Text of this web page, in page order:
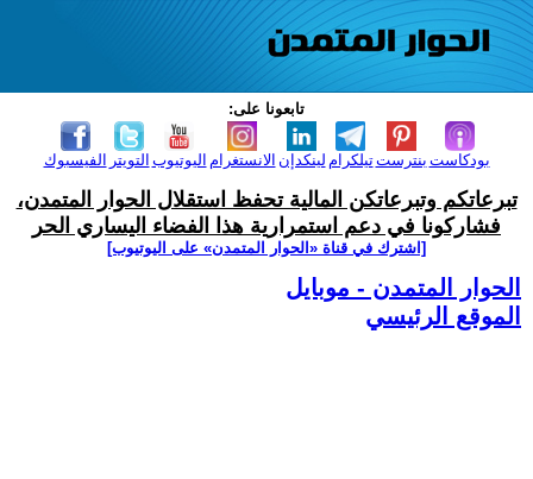
تابعونا على:
الفيسبوك التويتر اليوتيوب الانستغرام لينكدإن تيلكرامبنترست بودكاست
تبرعاتكم وتبرعاتكن المالية تحفظ استقلال الحوار المتمدن،
فشاركونا في دعم استمرارية هذا الفضاء اليساري الحر
[اشترك في قناة ‫«الحوار المتمدن» على اليوتيوب]
الحوار المتمدن - موبايل
الموقع الرئيسي